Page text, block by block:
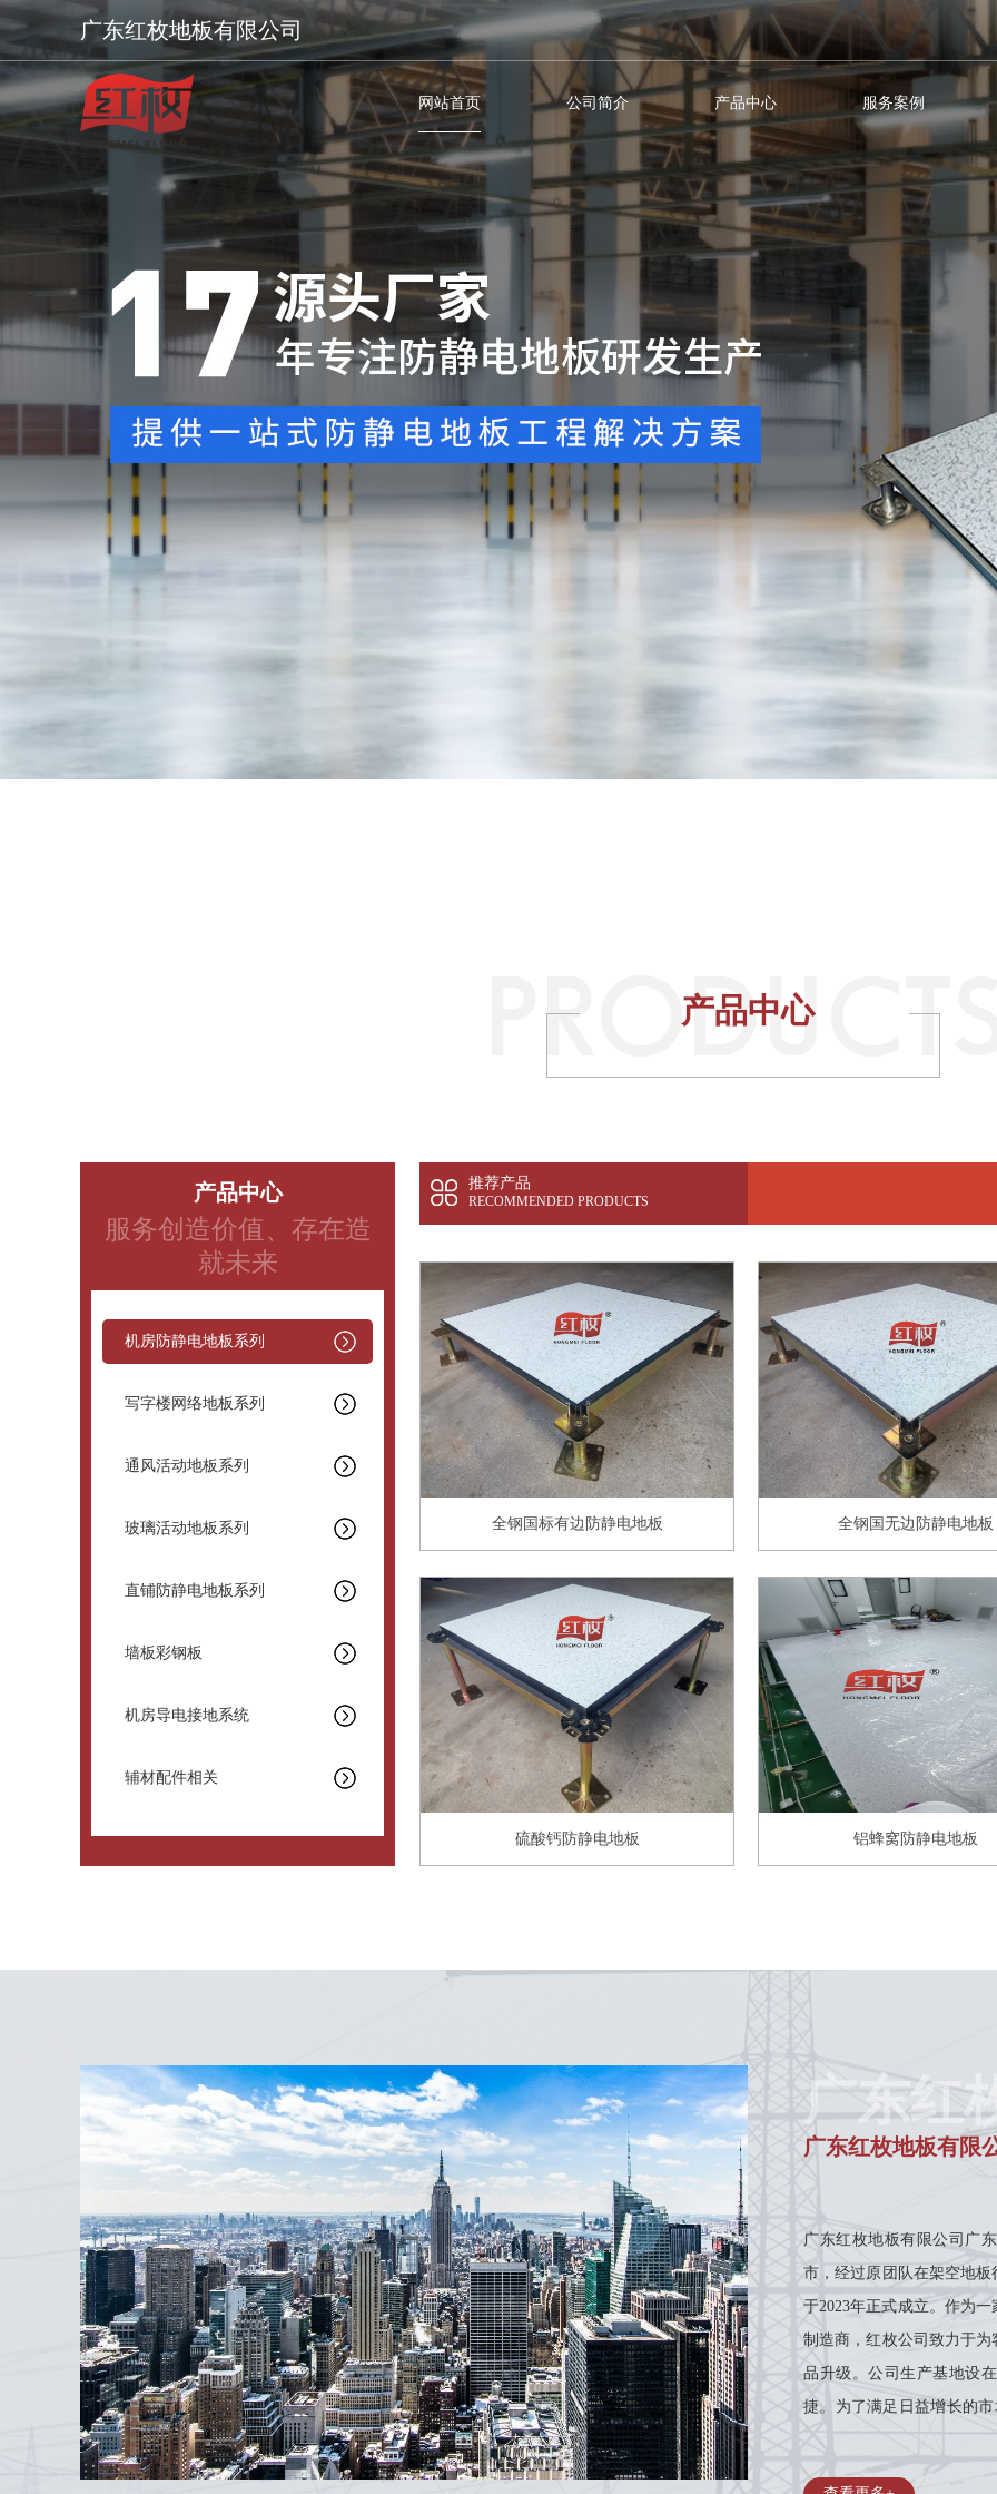
广东红枚地板有限公司
网站首页 公司简介 产品中心 服务案例
产品中心
产品中心
服务创造价值、存在造
就未来
机房防静电地板系列
写字楼网络地板系列
通风活动地板系列
玻璃活动地板系列
直铺防静电地板系列
墙板彩钢板
机房导电接地系统
辅材配件相关
推荐产品
RECOMMENDED PRODUCTS
全钢国标有边防静电地板 全钢国无边防静电地板
硫酸钙防静电地板 铝蜂窝防静电地板
广东红
广东红枚地板有限
广东红枚地板有限公司广
市，经过原团队在架空地
于2023年正式成立。作为
制造商，红枚公司致力于
品升级。公司生产基地设
捷。为了满足日益增长的
方米以上，能够为不同领
发展，红枚防...